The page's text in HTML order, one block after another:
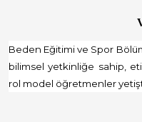
Beden Eğitimi ve Spor
bilimsel yetkinliğe sahip,
rol model öğretmenler